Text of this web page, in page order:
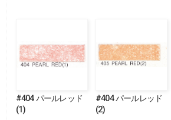
#404 パールレッド
(1)
#404 パールレッド
(2)